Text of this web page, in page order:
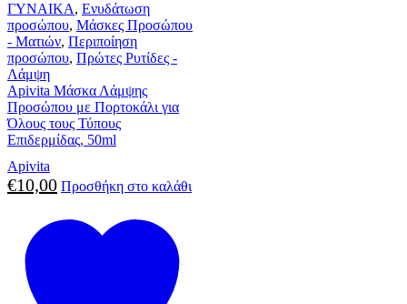
ΓΥΝΑΙΚΑ, Ενυδάτωση
προσώπου, Μάσκες Προσώπου
- Ματιών, Περιποίηση
προσώπου, Πρώτες Ρυτίδες -
Λάμψη
Apivita Μάσκα Λάμψης
Προσώπου με Πορτοκάλι για
Όλους τους Τύπους
Επιδερμίδας, 50ml
Apivita
€10,00 Προσθήκη στο καλάθι